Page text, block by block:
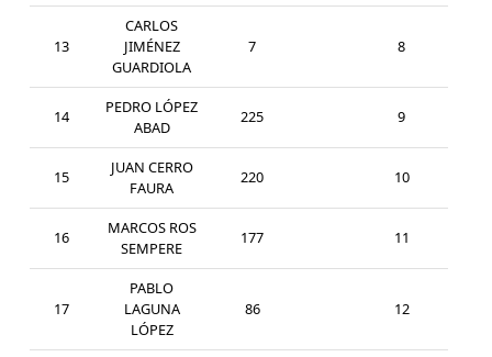
13
CARLOS
JIMÉNEZ
GUARDIOLA
7 8
14
PEDRO LÓPEZ
ABAD
225 9
15
JUAN CERRO
FAURA
220 10
16
MARCOS ROS
SEMPERE
177 11
17
PABLO
LAGUNA
LÓPEZ
86 12